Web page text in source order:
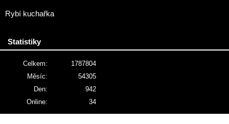
Rybí kuchařka
Statistiky
Online: 34
Celkem:
1787804
Měsíc:
54305
Den:
942